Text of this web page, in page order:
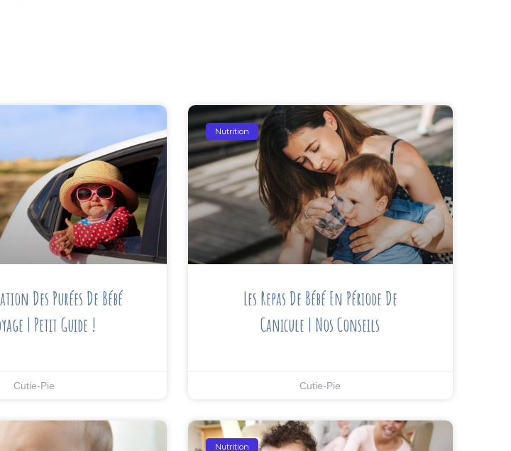
Des Purées De Bébé
| Petit Guide !
Cutie-Pie
Nutrition
Les Repas De Bébé En Période De
Canicule | Nos Conseils
Cutie-Pie
Nutrition